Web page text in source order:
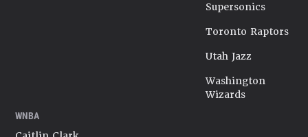
Supersonics
Toronto Raptors
Utah Jazz
Washington
Wizards
WNBA